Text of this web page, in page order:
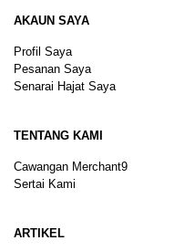
AKAUN SAYA
Profil Saya
Pesanan Saya
Senarai Hajat Saya
TENTANG KAMI
Cawangan Merchant9
Sertai Kami
ARTIKEL